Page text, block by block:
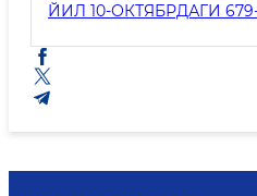
ЙИЛ 10-ОКТЯБРДАГИ